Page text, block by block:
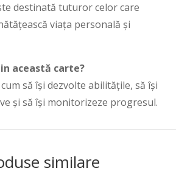
destinată tuturor celor care
viața personală și
această carte?
să își dezvolte abilitățile, să își
și să își monitorizeze progresul.
similare